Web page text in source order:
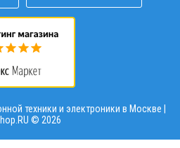
техники и электроники в Москве |
© 2026